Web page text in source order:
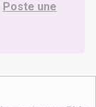
Poste une